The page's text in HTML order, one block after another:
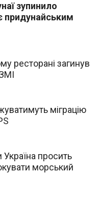
зупинило
придунайським
ресторані загинув
міграцію
просить
морський